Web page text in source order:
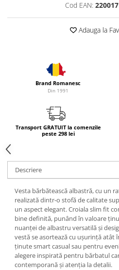
Cod EAN:
Adauga la
Brand Romanesc
Din 1991
Transport GRATUIT la comenzile
peste 298 lei
Descriere
Vesta bărbătească albastră, cu un
realizată dintr-o stofă de calitate
un aspect elegant. Croiala slim fit
bine definită, punând în valoare
nuanței de albastru versatilă și
vestă se asortează cu ușurință atât
ținute smart casual sau pentru
alegere inspirată pentru bărbatul
contemporană și atenția la detalii.